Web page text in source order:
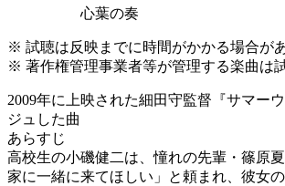
心葉の奏
※ 試聴は反映までに時間がかかる場合が
※ 著作権管理事業者等が管理する楽曲は
2009年に上映された細田守監督『サマー
ジュした曲
あらすじ
高校生の小磯健二は、憧れの先輩・篠原
家に一緒に来てほしい」と頼まれ、彼女